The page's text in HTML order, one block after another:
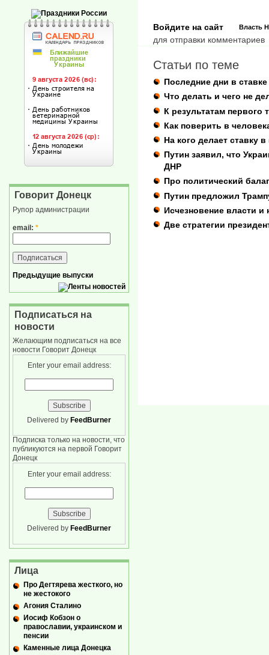
Власть
Войдите на сайт
для отправки комментариев
Статьи по теме
Последние дни в
Что делать и чего не
К результатам первого
Как поверить в
На кого делает ставку
Путин заявил, что
ДНР
Про политический
Путин предложил
Исчезновение власти
Две стратегии
Говорит Донецк
Рупор администрации
email: *
Предыдущие выпуски
Подписаться на
новости
Желающим подписаться на все
новости Говорит Донецк
Enter your email address:
Delivered by FeedBurner
Подписка только на новости, что
публикуются на первой Говорит
Донецк
Enter your email address:
Delivered by FeedBurner
Лица
Про Дегтярева жесткого, но
не жестокого
Агония Сталино
Иосиф Кобзон о
православии, украинском и
пенсии
Каменные лица Донецка